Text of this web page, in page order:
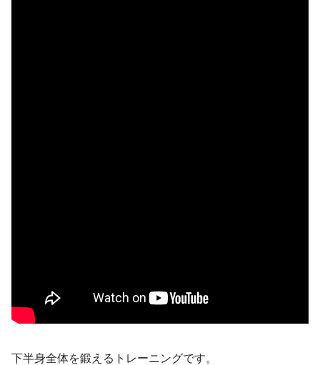
下半身全体を鍛えるトレーニングです。